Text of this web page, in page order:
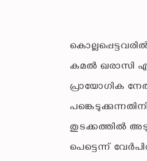
കമൽ ഖരാസി
പ്രായോഗിക
തുടക്കത്തിൽ
പെട്ടെന്ന്